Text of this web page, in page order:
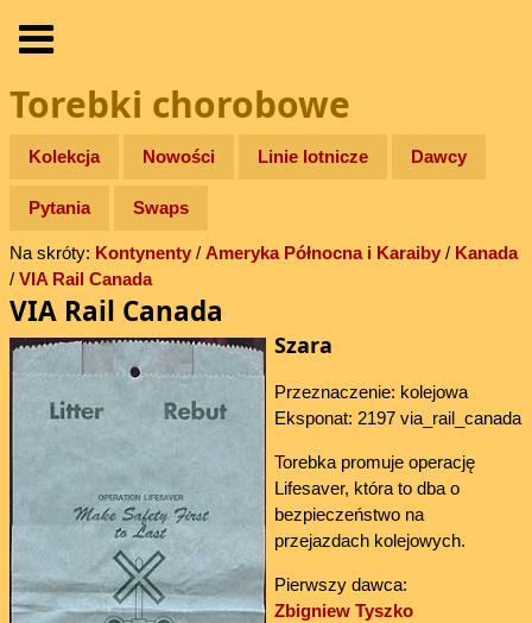
Torebki chorobowe
Kolekcja Nowości Linie lotnicze Dawcy
Pytania Swaps
Na skróty: Kontynenty/ Ameryka Północna i Karaiby/ Kanada
/ VIA Rail Canada
VIA Rail Canada
Szara
Przeznaczenie: kolejowa
Eksponat: 2197 via_rail_canada
Torebka promuje operację
Lifesaver, która to dba o
bezpieczeństwo na
przejazdach kolejowych.
Pierwszy dawca:
Zbigniew Tyszko